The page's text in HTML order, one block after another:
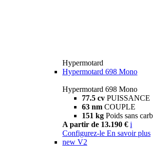
Hypermotard
Hypermotard 698 Mono
Hypermotard 698 Mono
77.5 cv PUISSANCE
63 nm COUPLE
151 kg Poids sans
A partir de 13.190 € i
Configurez-le En savoir plus
new V2